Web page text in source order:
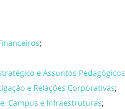
;
e Assuntos Pedagógicos
e Relações Corporativas;
Campus e Infraestruturas;